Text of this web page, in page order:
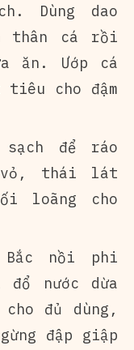
Dùng dao
thân cá rồi
ăn. Ướp cá
cho đậm
để ráo
vỏ, thái lát
loãng cho
Bắc nồi phi
nước dừa
đủ dùng,
đập giập